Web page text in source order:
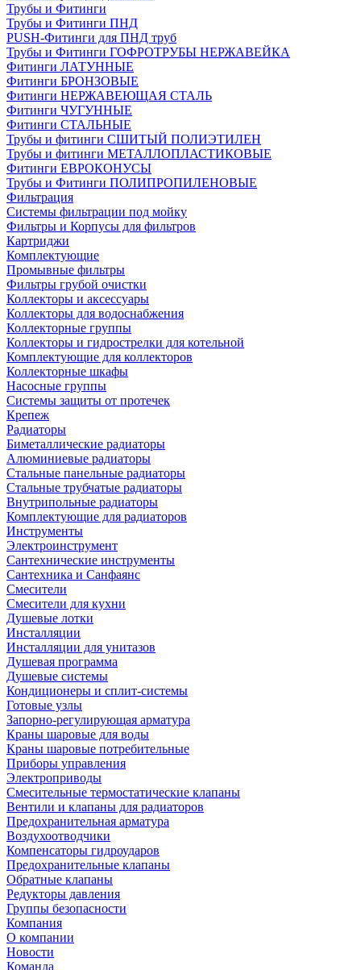
Трубы и Фитинги
Трубы и Фитинги ПНД
PUSH-Фитинги для ПНД труб
Трубы и Фитинги ГОФРОТРУБЫ НЕРЖАВЕЙКА
Фитинги ЛАТУННЫЕ
Фитинги БРОНЗОВЫЕ
Фитинги НЕРЖАВЕЮЩАЯ СТАЛЬ
Фитинги ЧУГУННЫЕ
Фитинги СТАЛЬНЫЕ
Трубы и фитинги СШИТЫЙ ПОЛИЭТИЛЕН
Трубы и фитинги МЕТАЛЛОПЛАСТИКОВЫЕ
Фитинги ЕВРОКОНУСЫ
Трубы и Фитинги ПОЛИПРОПИЛЕНОВЫЕ
Фильтрация
Системы фильтрации под мойку
Фильтры и Корпусы для фильтров
Картриджи
Комплектующие
Промывные фильтры
Фильтры грубой очистки
Коллекторы и аксессуары
Коллекторы для водоснабжения
Коллекторные группы
Коллекторы и гидрострелки для котельной
Комплектующие для коллекторов
Коллекторные шкафы
Насосные группы
Системы защиты от протечек
Крепеж
Радиаторы
Биметаллические радиаторы
Алюминиевые радиаторы
Стальные панельные радиаторы
Стальные трубчатые радиаторы
Внутрипольные радиаторы
Комплектующие для радиаторов
Инструменты
Электроинструмент
Сантехнические инструменты
Сантехника и Санфаянс
Смесители
Смесители для кухни
Душевые лотки
Инсталляции
Инсталляции для унитазов
Душевая программа
Душевые системы
Кондиционеры и сплит-системы
Готовые узлы
Запорно-регулирующая арматура
Краны шаровые для воды
Краны шаровые потребительные
Приборы управления
Электроприводы
Смесительные термостатические клапаны
Вентили и клапаны для радиаторов
Предохранительная арматура
Воздухоотводчики
Компенсаторы гидроударов
Предохранительные клапаны
Обратные клапаны
Редукторы давления
Группы безопасности
Компания
О компании
Новости
Команда